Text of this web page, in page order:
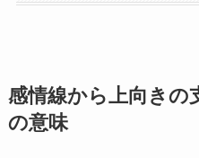
感情線から上向きの
の意味